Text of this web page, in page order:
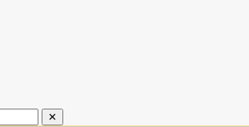
✕
Bosch GCM 12 GDL
мощность 2000 Вт